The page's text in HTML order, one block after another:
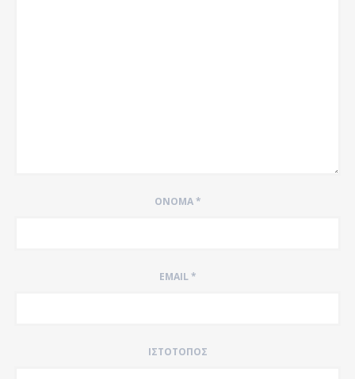
ΌΝΟΜΑ*
EMAIL*
ΙΣΤΌΤΟΠΟΣ